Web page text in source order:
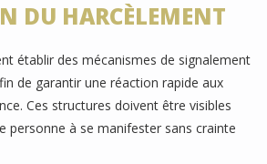
DU HARCÈLEMENT
établir des mécanismes de signalement
de garantir une réaction rapide aux
Ces structures doivent être visibles
personne à se manifester sans crainte